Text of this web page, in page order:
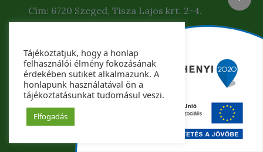
Cím: 6720 Szeged, Tisza Lajos krt. 2-4.
Telefax: +36 62 425-435
Copyright © 2022. Csongrád-Csanád Vármegye
Önkormányzata. Minden jog fenntartva.
Készítette: Csongrád-Csanád Megyei Önkormányzat
Tájékoztatjuk, hogy a honlap
felhasználói élmény fokozásának
érdekében sütiket alkalmazunk. A
honlapunk használatával ön a
tájékoztatásunkat tudomásul veszi.
Elfogadás